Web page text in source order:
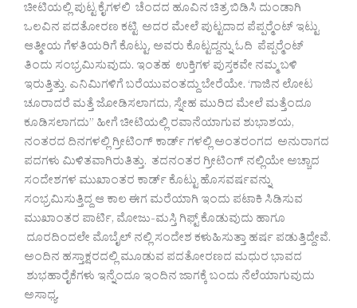
ಚೀಟಿಯಲ್ಲಿ ಪುಟ್ಟ ಕೈಗಳಲಿ ಚೆಂದದ ಹೂವಿನ ಚಿತ್ರ ಬಿಡಿಸಿ ದುಂಡಾಗಿ
ಒಲವಿನ ಪದತೋರಣ ಕಟ್ಟಿ ಅದರ ಮೇಲೆ ಪುಟ್ಟದಾದ ಪೆಪ್ಪರ‍್ಮೆಂಟ್ ಇಟ್ಟು
ಆತ್ಮೀಯ ಗೆಳತಿಯರಿಗೆ ಕೊಟ್ಟು, ಅವರು ಕೊಟ್ಟದ್ದನ್ನು ಓದಿ ಪೆಪ್ಪರ‍್ಮೆಂಟ್
ತಿಂದು ಸಂಭ್ರಮಿಸುವುದು. ಇಂತಹ ಉಕ್ತಿಗಳ ಪುಸ್ತಕವೇ ನಮ್ಮ ಬಳಿ
ಇರುತ್ತಿತ್ತು. ಎನಿಮಿಗಳಿಗೆ ಬರೆಯುವಂತದ್ದು ಬೇರೆಯೇ. ‘ಗಾಜಿನ ಲೋಟ
ಚೂರಾದರೆ ಮತ್ತೆ ಜೋಡಿಸಲಾಗದು, ಸ್ನೇಹ ಮುರಿದ ಮೇಲೆ ಮತ್ತೆಂದೂ
ಕೂಡಿಸಲಾಗದು” ಹೀಗೆ ಚೀಟಿಯಲ್ಲಿ ರವಾನೆಯಾಗುವ ಶುಭಾಶಯ,
ನಂತರದ ದಿನಗಳಲ್ಲಿ ಗ್ರೀಟಿಂಗ್ ಕಾರ್ಡ್ ಗಳಲ್ಲಿ ಅಂತರಂಗದ ಅನುರಾಗದ
ಪದಗಳು ಮಿಳಿತವಾಗಿರುತಿತ್ತು. ತದನಂತರ ಗ್ರೀಟಿಂಗ್ ನಲ್ಲಿಯೇ ಅಚ್ಚಾದ
ಸಂದೇಶಗಳ ಮುಖಾಂತರ ಕಾರ್ಡ್ ಕೊಟ್ಟು ಹೊಸವರ್ಷವನ್ನು
ಸಂಭ್ರಮಿಸುತ್ತಿದ್ದ ಆ ಕಾಲ ಈಗ ಮರೆಯಾಗಿ ಇಂದು ಪಟಾಕಿ ಸಿಡಿಸುವ
ಮುಖಾಂತರ ಪಾರ್ಟಿ, ಮೋಜು-ಮಸ್ತಿ ಗಿಫ್ಟ್ ಕೊಡುವುದು ಹಾಗೂ
ದೂರದಿಂದಲೇ ಮೊಬೈಲ್ ನಲ್ಲಿ ಸಂದೇಶ ಕಳುಹಿಸುತ್ತಾ ಹರ್ಷ ಪಡುತ್ತಿದ್ದೇವೆ.
ಅಂದಿನ ಹಸ್ತಾಕ್ಷರದಲ್ಲಿ ಮೂಡುವ ಪದತೋರಣದ ಮಧುರ ಭಾವದ
ಶುಭಹಾರೈಕೆಗಳು ಇನ್ನೆಂದೂ ಇಂದಿನ ಜಾಗಕ್ಕೆ ಬಂದು ನೆಲೆಯಾಗುವುದು
ಅಸಾಧ್ಯ.